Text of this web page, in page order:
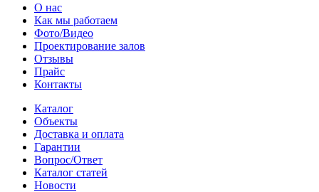
О нас
Как мы работаем
Фото/Видео
Проектирование залов
Отзывы
Прайс
Контакты
Каталог
Объекты
Доставка и оплата
Гарантии
Вопрос/Ответ
Каталог статей
Новости